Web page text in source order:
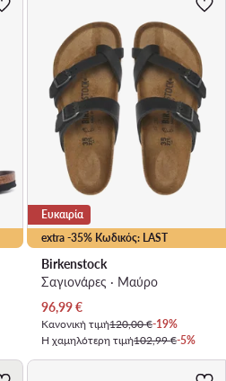
extra -35% Κωδικός: LAST
Ευκαιρία
Birkenstock
Σαγιονάρες · Μαύρο
Τρέχουσα τιμή
96,99€
Κανονική τιμή120,00 €-19%
Η χαμηλότερη τιμή102,99 €-5%